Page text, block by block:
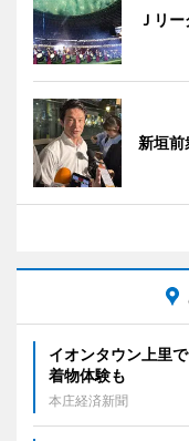
Ｊリ
新垣
イオンタウン上里
着物体験も
本庄経済新聞